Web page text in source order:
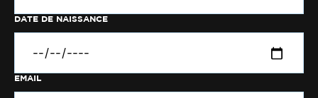
DATE DE NAISSANCE
EMAIL